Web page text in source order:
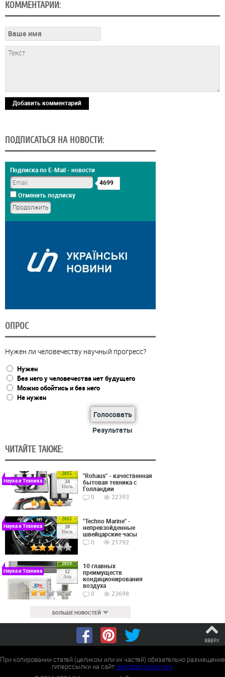
КОММЕНТАРИИ:
Добавить комментарий
ПОДПИСАТЬСЯ НА НОВОСТИ:
Подписка по E-Mail - новости
4699
Отменить подписку
ОПРОС
Нужен ли человечеству научный прогресс?
Нужен
Без него у человечества нет будущего
Можно обойтись и без него
Не нужен
Голосовать
Результаты
ЧИТАЙТЕ ТАКЖЕ:
2015
24
Июль
Наука и Техника
"Rohaus" - качественная
бытовая техника с
Голландии
0
22393
2015
20
Июль
Наука и Техника
"Techno Marine" -
непревзойденные
швейцарские часы
0
21792
2019
12
Апр
Наука и Техника
10 главных
преимуществ
кондиционирования
воздуха
0
23698
БОЛЬШЕ НОВОСТЕЙ
ВВЕРХ
При копировании статей (целиком или их частей) обязательно размещение
гиперссылки на сайтworldtranslation.org.